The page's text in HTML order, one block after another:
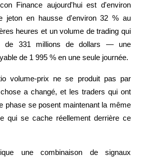
actions, forex, métaux précieux et matières
Finance aujourd'hui est d'environ
jeton en hausse d'environ 32 % au
heures et un volume de trading qui
de 331 millions de dollars — une
de 1 995 % en une seule journée.
volume-prix ne se produit pas par
a changé, et les traders qui ont
phase se posent maintenant la même
qui se cache réellement derrière ce
une combinaison de signaux